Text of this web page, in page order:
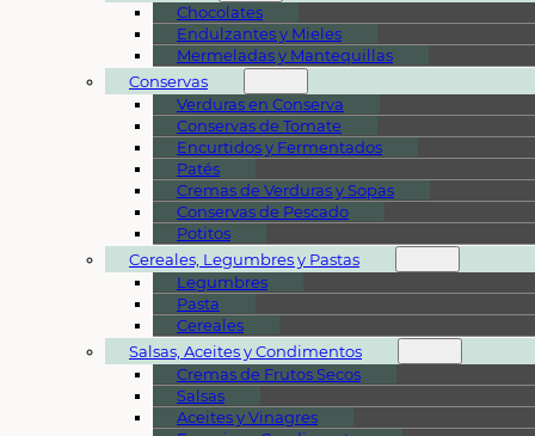
Chocolates
Endulzantes y Mieles
Mermeladas y Mantequillas
Conservas
Verduras en Conserva
Conservas de Tomate
Encurtidos y Fermentados
Patés
Cremas de Verduras y Sopas
Conservas de Pescado
Potitos
Cereales, Legumbres y Pastas
Legumbres
Pasta
Cereales
Salsas, Aceites y Condimentos
Cremas de Frutos Secos
Salsas
Aceites y Vinagres